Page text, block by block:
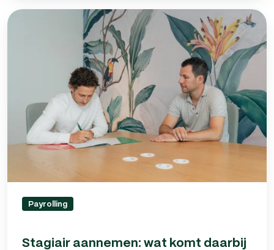
Stagiair
Payrolling
Stagiair aannemen: wat komt daarbij